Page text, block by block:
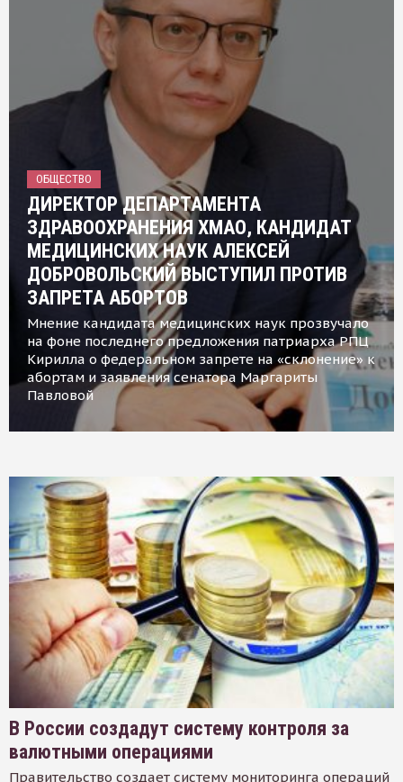
ОБЩЕСТВО
ДИРЕКТОР ДЕПАРТАМЕНТА
ЗДРАВООХРАНЕНИЯ ХМАО, КАНДИДАТ
МЕДИЦИНСКИХ НАУК АЛЕКСЕЙ
ДОБРОВОЛЬСКИЙ ВЫСТУПИЛ ПРОТИВ
ЗАПРЕТА АБОРТОВ
Мнение кандидата медицинских наук прозвучало
на фоне последнего предложения патриарха РПЦ
Кирилла о федеральном запрете на «склонение» к
абортам и заявления сенатора Маргариты
Павловой
В России создадут систему контроля за
валютными операциями
Правительство создает систему мониторинга операций